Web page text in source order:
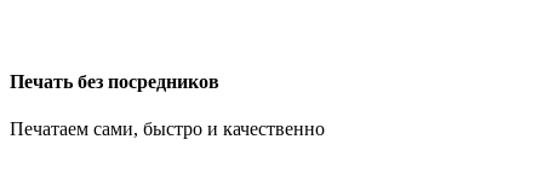
Печать без посредников
Печатаем сами, быстро и качественно